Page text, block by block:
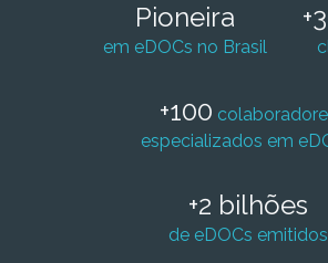
Pioneira
em eDOCs no Brasil
+100
especializados em
+2 bilhões
de eDOCs emitidos